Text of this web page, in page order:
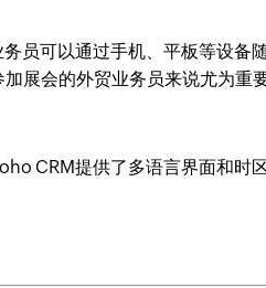
员可以通过手机、平板等设备
展会的外贸业务员来说尤为重要
CRM提供了多语言界面和时